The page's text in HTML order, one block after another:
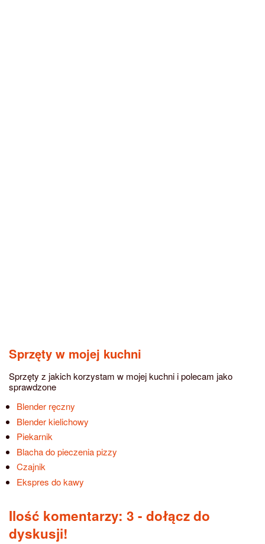
Sprzęty w mojej kuchni
Sprzęty z jakich korzystam w mojej kuchni i polecam jako
sprawdzone
Blender ręczny
Blender kielichowy
Piekarnik
Blacha do pieczenia pizzy
Czajnik
Ekspres do kawy
Ilość komentarzy: 3 - dołącz do
dyskusji!